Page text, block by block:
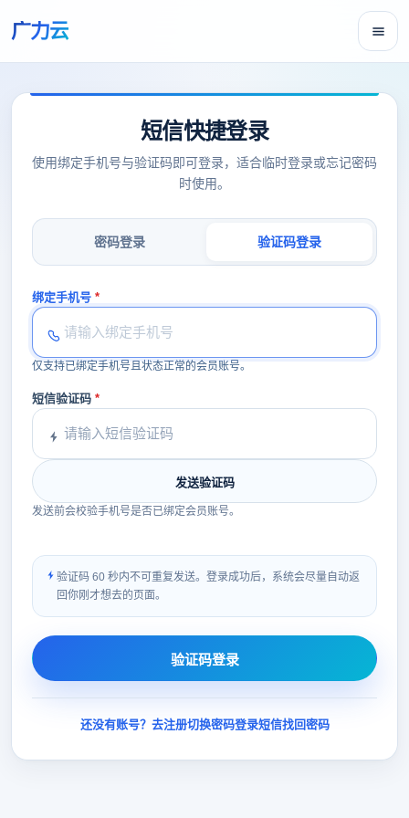
广力云
短信快捷登录
使用绑定手机号与验证码即可登录，适合临时登录或忘记密码
时使用。
密码登录 验证码登录
绑定手机号
仅支持已绑定手机号且状态正常的会员账号。
短信验证码
发送验证码
发送前会校验手机号是否已绑定会员账号。
验证码 60 秒内不可重复发送。登录成功后，系统会尽量自动返
回你刚才想去的页面。
验证码登录
还没有账号？去注册切换密码登录短信找回密码